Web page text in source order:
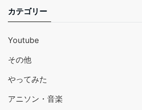
カテゴリー
Youtube
その他
やってみた
アニソン・音楽